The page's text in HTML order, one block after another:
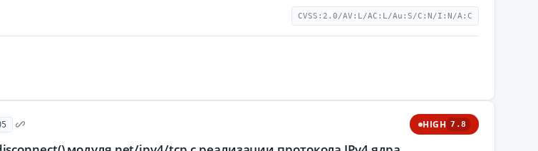
CVSS:2.0/AV:L/AC:L/Au:S/C:N/I:N/A:C
HIGH 7.8